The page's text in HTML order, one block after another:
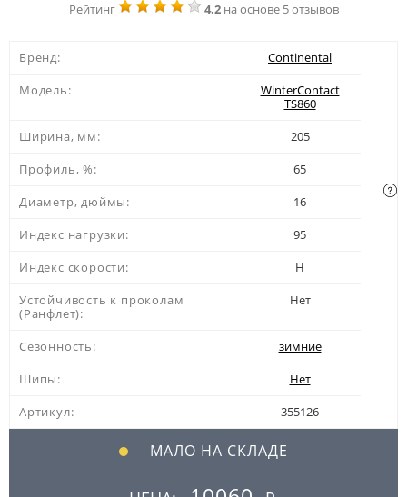
Рейтинг 4.2на основе 5 отзывов
Бренд:
Continental
Модель:
WinterContact
TS860
Ширина, мм:
205
Профиль, %:
65
Диаметр, дюймы:
16
Индекс нагрузки:
95
Индекс скорости:
H
Устойчивость к проколам
(Ранфлет):
Нет
Сезонность:
зимние
Шипы:
Нет
Артикул:
355126
МАЛО НА СКЛАДЕ